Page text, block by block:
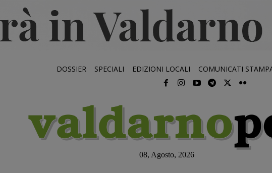
DOSSIER SPECIALI EDIZIONI LOCALI COMUNICATI
08, Agosto, 2026